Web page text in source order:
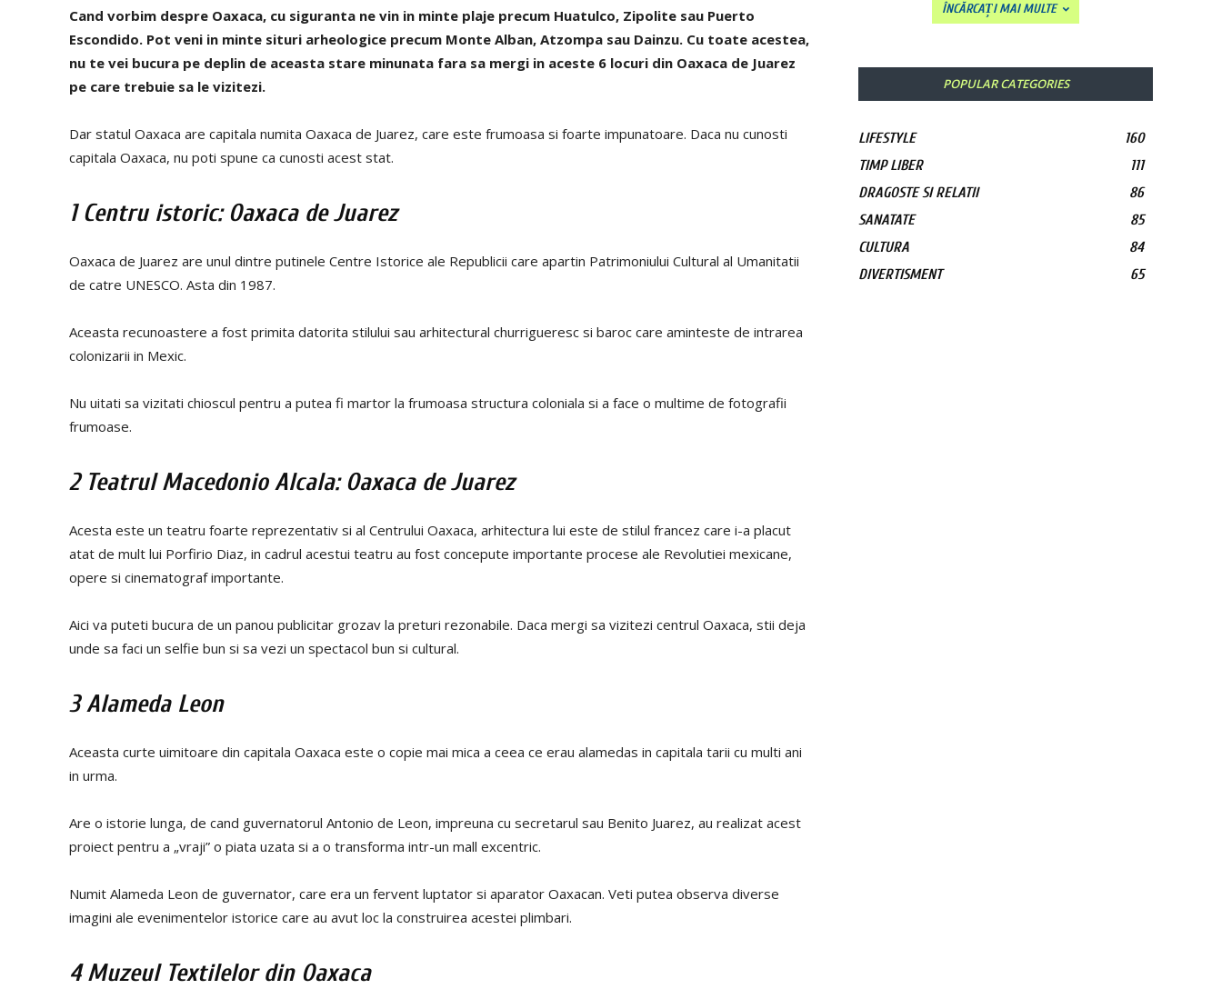
Cand vorbim despre Oaxaca, cu siguranta ne vin in minte plaje precum Huatulco, Zipolite sau Puerto
Escondido. Pot veni in minte situri arheologice precum Monte Alban, Atzompa sau Dainzu. Cu toate acestea,
nu te vei bucura pe deplin de aceasta stare minunata fara sa mergi in aceste 6 locuri din Oaxaca de Juarez
pe care trebuie sa le vizitezi.
Dar statul Oaxaca are capitala numita Oaxaca de Juarez, care este frumoasa si foarte impunatoare. Daca nu cunosti
capitala Oaxaca, nu poti spune ca cunosti acest stat.
1 Centru istoric: Oaxaca de Juarez
Oaxaca de Juarez are unul dintre putinele Centre Istorice ale Republicii care apartin Patrimoniului Cultural al Umanitatii
de catre UNESCO. Asta din 1987.
Aceasta recunoastere a fost primita datorita stilului sau arhitectural churrigueresc si baroc care aminteste de intrarea
colonizarii in Mexic.
Nu uitati sa vizitati chioscul pentru a putea fi martor la frumoasa structura coloniala si a face o multime de fotografii
frumoase.
2 Teatrul Macedonio Alcala: Oaxaca de Juarez
Acesta este un teatru foarte reprezentativ si al Centrului Oaxaca, arhitectura lui este de stilul francez care i-a placut
atat de mult lui Porfirio Diaz, in cadrul acestui teatru au fost concepute importante procese ale Revolutiei mexicane,
opere si cinematograf importante.
Aici va puteti bucura de un panou publicitar grozav la preturi rezonabile. Daca mergi sa vizitezi centrul Oaxaca, stii deja
unde sa faci un selfie bun si sa vezi un spectacol bun si cultural.
3 Alameda Leon
Aceasta curte uimitoare din capitala Oaxaca este o copie mai mica a ceea ce erau alamedas in capitala tarii cu multi ani
in urma.
Are o istorie lunga, de cand guvernatorul Antonio de Leon, impreuna cu secretarul sau Benito Juarez, au realizat acest
proiect pentru a „vraji” o piata uzata si a o transforma intr-un mall excentric.
Numit Alameda Leon de guvernator, care era un fervent luptator si aparator Oaxacan. Veti putea observa diverse
imagini ale evenimentelor istorice care au avut loc la construirea acestei plimbari.
4 Muzeul Textilelor din Oaxaca
ÎNCĂRCAȚI MAI MULTE
POPULAR CATEGORIES
LIFESTYLE
160
TIMP LIBER
111
DRAGOSTE SI RELATII
86
SANATATE
85
CULTURA
84
DIVERTISMENT
65